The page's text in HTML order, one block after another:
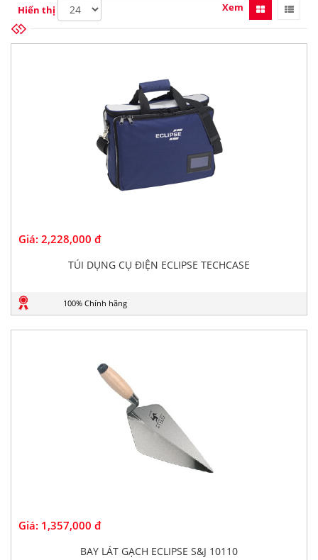
Hiển thị
Xem
Giá: 2,228,000 đ
TÚI DỤNG CỤ ĐIỆN ECLIPSE TECHCASE
100% Chính hãng
Giá: 1,357,000 đ
BAY LÁT GẠCH ECLIPSE S&J 10110